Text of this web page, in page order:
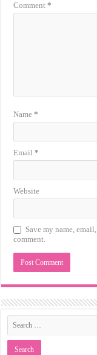
Comment*
Name*
Email*
Website
Save my name,
comment.